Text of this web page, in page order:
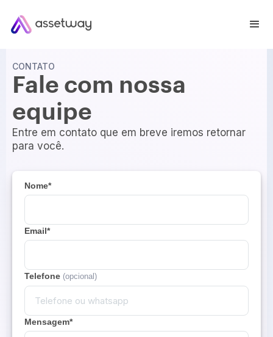
CONTATO
Fale com nossa
equipe
Entre em contato que em breve iremos retornar
para você.
Nome*
Email*
Telefone (opcional)
Mensagem*